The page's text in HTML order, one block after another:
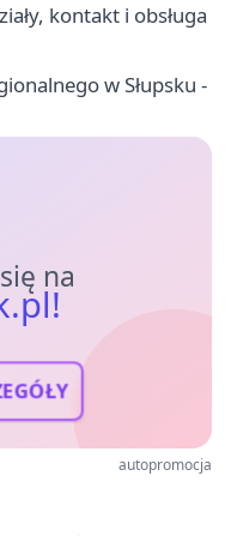
kontakt i obsługa
w Słupsku -
na
autopromocja